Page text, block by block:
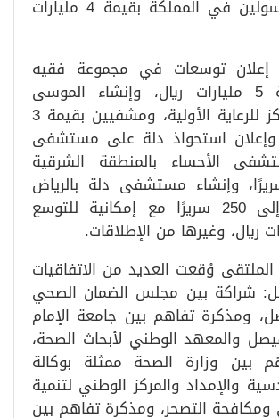
أنواع من الأنسولين في المملكة بقيمة 4 مليارات
إعلان توسعات في مجموعة فقيه
الطبية بقيمة 5 مليارات ريال، وإنشاء الموسى
الصحية 5 مراكز للرعاية الأولية، ومشفيين بقيمة 3
وإعلان استحواذ دلة على مستشفى
الأحساء بالمنطقة الشرقية
749 سريرًا، وإنشاء مستشفى دلة بالرياض
بسعة تصل إلى 250 سريرًا مع إمكانية للتوسع
وُقعت العديد من الاتفاقيات
شراكة بين مجلس الضمان الصحي
ومذكرة تفاهم بين جامعة الإمام
والمعهد الوطني لأبحاث الصحة،
بين وزارة الصحة ممثلة بوكالة
والإمداد والمركز الوطني لتنمية
ومكافحة التصحر، ومذكرة تفاهم بين